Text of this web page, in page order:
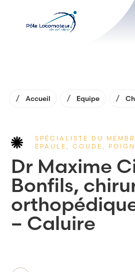
Accueil Equipe
SPÉCIALISTE DU
EPAULE, COUDE,
Dr Maxime
Bonfils,
– Caluire